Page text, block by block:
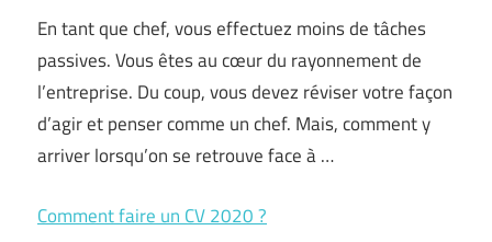
En tant que chef, vous effectuez moins de tâches
passives. Vous êtes au cœur du rayonnement de
l’entreprise. Du coup, vous devez réviser votre façon
d’agir et penser comme un chef. Mais, comment y
arriver lorsqu’on se retrouve face à …
Comment faire un CV 2020 ?